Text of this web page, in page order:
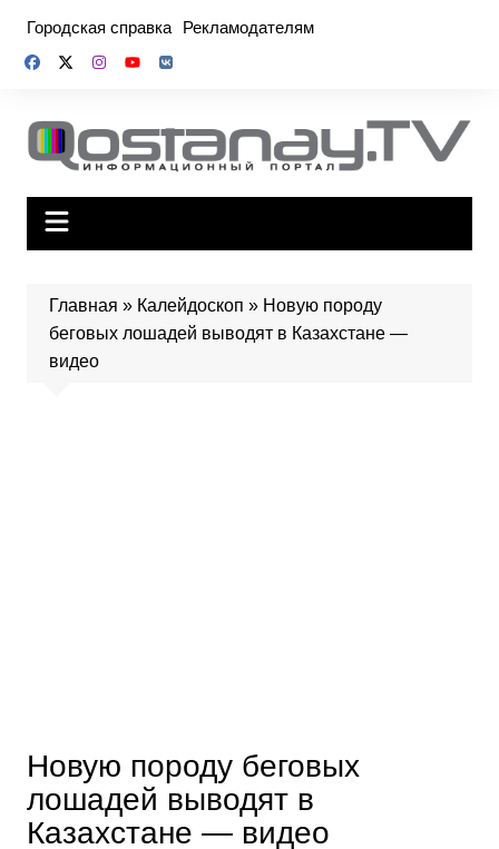
содержимому
Городская справка Рекламодателям
Главная » Калейдоскоп » Новую породу
беговых лошадей выводят в Казахстане —
видео
Новую породу беговых
лошадей выводят в
Казахстане — видео